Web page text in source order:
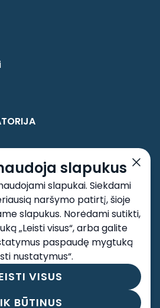
slapukus
slapukai. Siekdami
naršymo patirtį, šioje
slapukus. Norėdami sutikti,
„Leisti visus“, arba galite
paspaudę mygtuką
nustatymus“.
VISUS
BŪTINUS
TINKLAI
Privatumo politika